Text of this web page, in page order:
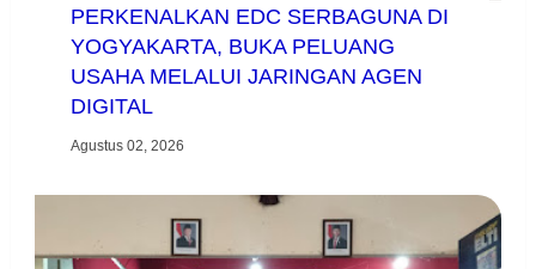
PERKENALKAN EDC SERBAGUNA DI
YOGYAKARTA, BUKA PELUANG
USAHA MELALUI JARINGAN AGEN
DIGITAL
Agustus 02, 2026